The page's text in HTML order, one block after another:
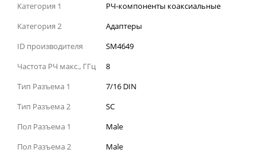
Категория 1
РЧ-компоненты коаксиальные
Категория 2
Адаптеры
ID производителя
SM4649
Частота РЧ макс., ГГц
8
Тип Разъема 1
7/16 DIN
Тип Разъема 2
SC
Пол Разъема 1
Male
Пол Разъема 2
Male